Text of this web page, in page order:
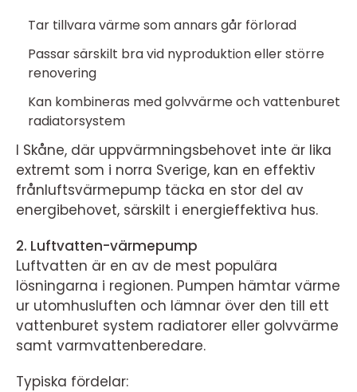
Tar tillvara värme som annars går förlorad
Passar särskilt bra vid nyproduktion eller större
renovering
Kan kombineras med golvvärme och vattenburet
radiatorsystem
I Skåne, där uppvärmningsbehovet inte är lika
extremt som i norra Sverige, kan en effektiv
frånluftsvärmepump täcka en stor del av
energibehovet, särskilt i energieffektiva hus.
2. Luftvatten-värmepump
Luftvatten är en av de mest populära
lösningarna i regionen. Pumpen hämtar värme
ur utomhusluften och lämnar över den till ett
vattenburet system radiatorer eller golvvärme
samt varmvattenberedare.
Typiska fördelar: